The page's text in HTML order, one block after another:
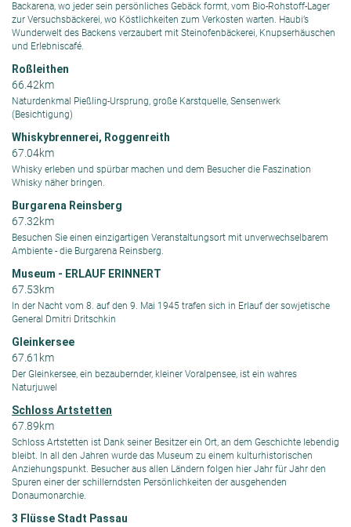
Backarena, wo jeder sein persönliches Gebäck formt, vom Bio-Rohstoff-Lager
zur Versuchsbäckerei, wo Köstlichkeiten zum Verkosten warten. Haubi’s
Wunderwelt des Backens verzaubert mit Steinofenbäckerei, Knupserhäuschen
und Erlebniscafé.
Roßleithen
66.42km
Naturdenkmal Pießling-Ursprung, große Karstquelle, Sensenwerk
(Besichtigung)
Whiskybrennerei, Roggenreith
67.04km
Whisky erleben und spürbar machen und dem Besucher die Faszination
Whisky näher bringen.
Burgarena Reinsberg
67.32km
Besuchen Sie einen einzigartigen Veranstaltungsort mit unverwechselbarem
Ambiente - die Burgarena Reinsberg.
Museum - ERLAUF ERINNERT
67.53km
In der Nacht vom 8. auf den 9. Mai 1945 trafen sich in Erlauf der sowjetische
General Dmitri Dritschkin
Gleinkersee
67.61km
Der Gleinkersee, ein bezaubernder, kleiner Voralpensee, ist ein wahres
Naturjuwel
Schloss Artstetten
67.89km
Schloss Artstetten ist Dank seiner Besitzer ein Ort, an dem Geschichte lebendig
bleibt. In all den Jahren wurde das Museum zu einem kulturhistorischen
Anziehungspunkt. Besucher aus allen Ländern folgen hier Jahr für Jahr den
Spuren einer der schillerndsten Persönlichkeiten der ausgehenden
Donaumonarchie.
3 Flüsse Stadt Passau